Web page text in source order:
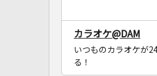
カラオケ@DAM
いつものカラオケが
る！